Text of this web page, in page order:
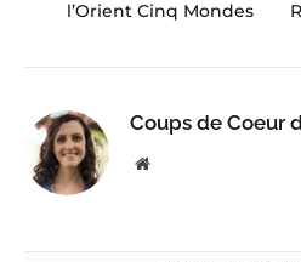
l’Orient Cinq Mondes
Coups de Coeur
Website